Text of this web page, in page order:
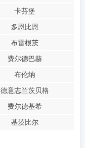
卡芬堡
多恩比恩
布雷根茨
费尔德巴赫
布伦纳
德意志兰茨贝格
费尔德基希
基茨比尔